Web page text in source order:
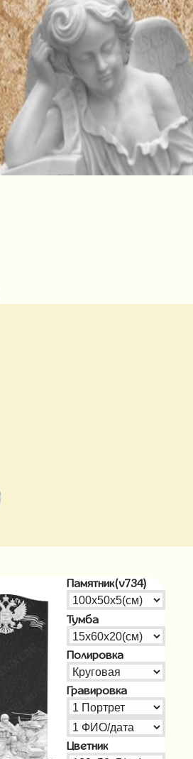
Памятник(v734)
Тумба
Полировка
Гравировка
Цветник